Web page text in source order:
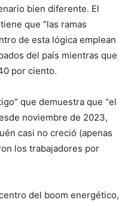
bien diferente. El
que “las ramas
de esta lógica emplean
del país mientras que
por ciento.
que demuestra que “el
noviembre de 2023,
casi no creció (apenas
los trabajadores por
del boom energético,